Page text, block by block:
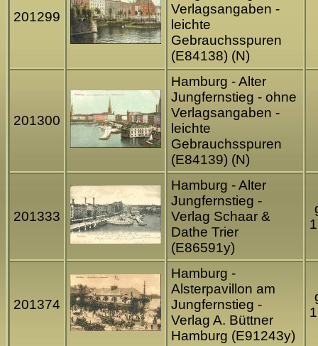
201299
Verlagsangaben -
leichte
Gebrauchsspuren
(E84138) (N)
201300
Hamburg - Alter
Jungfernstieg - ohne
Verlagsangaben -
leichte
Gebrauchsspuren
(E84139) (N)
201333
Hamburg - Alter
Jungfernstieg -
Verlag Schaar &
Dathe Trier
(E86591y)
201374
Hamburg -
Alsterpavillon am
Jungfernstieg -
Verlag A. Büttner
Hamburg (E91243y)